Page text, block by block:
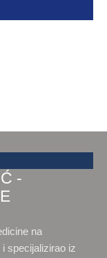
-
na
specijalizirao iz